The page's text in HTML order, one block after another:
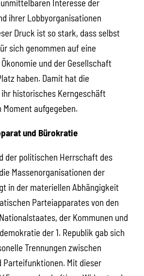
Interesse der
ihrer Lobbyorganisationen
Druck ist so stark, dass selbst
sich genommen auf eine
und der Gesellschaft
haben. Damit hat die
historisches Kerngeschäft
aufgegeben.
und Bürokratie
der politischen Herrschaft des
Massenorganisationen der
in der materiellen Abhängigkeit
Parteiapparates von den
der Kommunen und
der 1. Republik gab sich
Trennungen zwischen
Parteifunktionen. Mit dieser